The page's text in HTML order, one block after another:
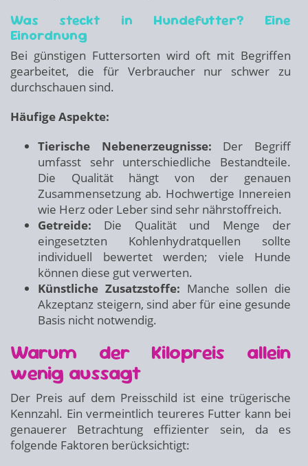
Was steckt in Hundefutter? Eine
Einordnung
Bei günstigen Futtersorten wird oft mit Begriffen
gearbeitet, die für Verbraucher nur schwer zu
durchschauen sind.
Häufige Aspekte:
Tierische Nebenerzeugnisse: Der Begriff
umfasst sehr unterschiedliche Bestandteile.
Die Qualität hängt von der genauen
Zusammensetzung ab. Hochwertige Innereien
wie Herz oder Leber sind sehr nährstoffreich.
Getreide: Die Qualität und Menge der
eingesetzten Kohlenhydratquellen sollte
individuell bewertet werden; viele Hunde
können diese gut verwerten.
Künstliche Zusatzstoffe: Manche sollen die
Akzeptanz steigern, sind aber für eine gesunde
Basis nicht notwendig.
Warum der Kilopreis allein
wenig aussagt
Der Preis auf dem Preisschild ist eine trügerische
Kennzahl. Ein vermeintlich teureres Futter kann bei
genauerer Betrachtung effizienter sein, da es
folgende Faktoren berücksichtigt: